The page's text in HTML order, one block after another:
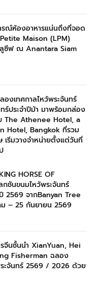
รณ์ห้องอาหารแน่นถึงที่จอด
Petite Maison (LPM)
ซีฟ ณ Anantara Siam
องเทศกาลไหว้พระจันทร์
ร์ประจำปีม้า มาพร้อมกล่อง
The Athenee Hotel, a
Hotel, Bangkok ที่รวม
ริ่มวางจำหน่ายตั้งแต่วันที่
HORSE OF
กชันขนมไหว้พระจันทร์
2569 จากBanyan Tree
– 25 กันยายน 2569
จีนชั้นนำ XianYuan, Hei
Fisherman ฉลอง
ะจันทร์ 2569 / 2026 ด้วย